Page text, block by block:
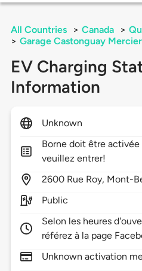
All Countries > Canada >
> Garage Castonguay
EV Charging
Information
Unknown
Borne doit être activée
veuillez entrer!
2600 Rue Roy, Mont-
Public
Selon les heures
référez à la page
Unknown activation